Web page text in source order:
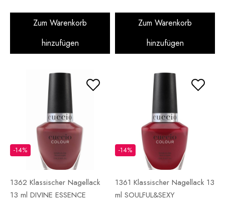
Zum Warenkorb
hinzufügen
Zum Warenkorb
hinzufügen
1362 Klassischer Nagellack
13 ml DIVINE ESSENCE
-14%
1361 Klassischer Nagellack 13
ml SOULFUL&SEXY
-14%